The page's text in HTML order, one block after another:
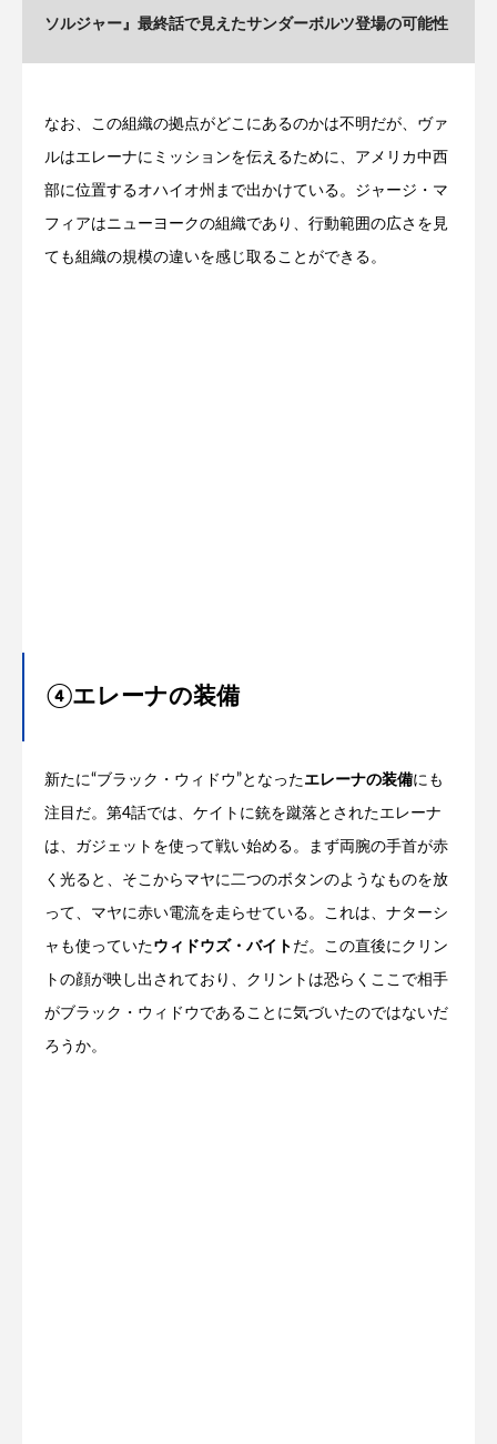
ソルジャー』最終話で見えたサンダーボルツ登場の可能性
なお、この組織の拠点がどこにあるのかは不明だが、ヴァ
ルはエレーナにミッションを伝えるために、アメリカ中西
部に位置するオハイオ州まで出かけている。ジャージ・マ
フィアはニューヨークの組織であり、行動範囲の広さを見
ても組織の規模の違いを感じ取ることができる。
④エレーナの装備
新たに“ブラック・ウィドウ”となったエレーナの装備にも
注目だ。第4話では、ケイトに銃を蹴落とされたエレーナ
は、ガジェットを使って戦い始める。まず両腕の手首が赤
く光ると、そこからマヤに二つのボタンのようなものを放
って、マヤに赤い電流を走らせている。これは、ナターシ
ャも使っていたウィドウズ・バイト だ。この直後にクリン
トの顔が映し出されており、クリントは恐らくここで相手
がブラック・ウィドウであることに気づいたのではないだ
ろうか。